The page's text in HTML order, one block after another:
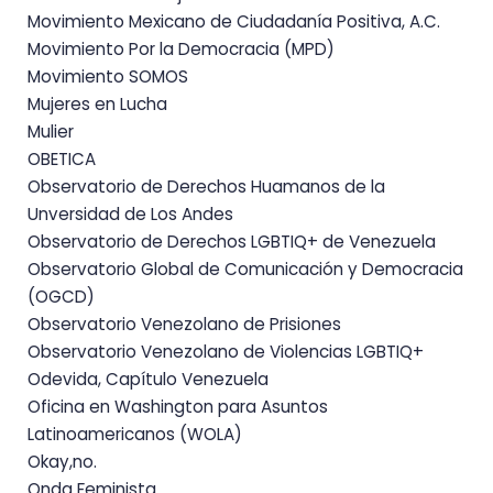
Movimiento Mexicano de Ciudadanía Positiva, A.C.
Movimiento Por la Democracia (MPD)
Movimiento SOMOS
Mujeres en Lucha
Mulier
OBETICA
Observatorio de Derechos Huamanos de la
Unversidad de Los Andes
Observatorio de Derechos LGBTIQ+ de Venezuela
Observatorio Global de Comunicación y Democracia
(OGCD)
Observatorio Venezolano de Prisiones
Observatorio Venezolano de Violencias LGBTIQ+
Odevida, Capítulo Venezuela
Oficina en Washington para Asuntos
Latinoamericanos (WOLA)
Okay,no.